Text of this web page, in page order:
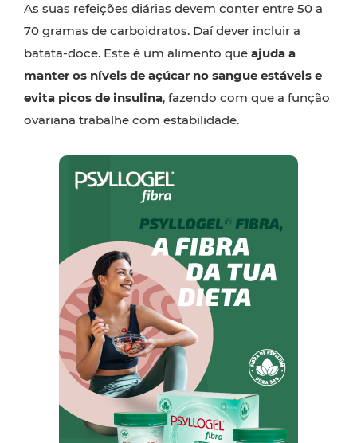
As suas refeições diárias devem conter entre 50 a
70 gramas de carboidratos. Daí dever incluir a
batata-doce. Este é um alimento que ajuda a
manter os níveis de açúcar no sangue estáveis e
evita picos de insulina, fazendo com que a função
ovariana trabalhe com estabilidade.